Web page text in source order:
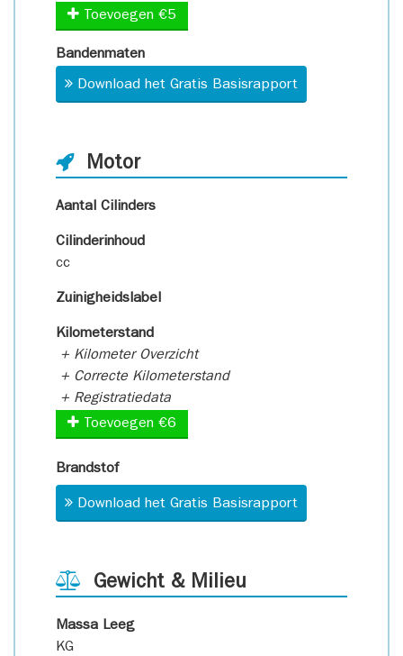
Toevoegen €5
Bandenmaten
Download het Gratis Basisrapport
Motor
Aantal Cilinders
Cilinderinhoud
cc
Zuinigheidslabel
Kilometerstand
+ Kilometer Overzicht
+ Correcte Kilometerstand
+ Registratiedata
Toevoegen €6
Brandstof
Download het Gratis Basisrapport
Gewicht & Milieu
Massa Leeg
KG